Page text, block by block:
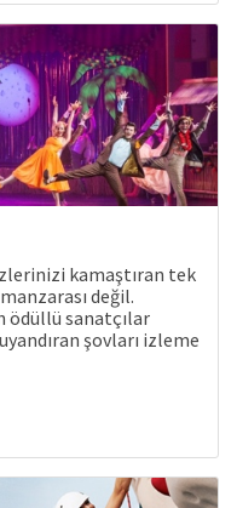
kamaştıran tek
değil.
ödüllü sanatçılar
şovları izleme